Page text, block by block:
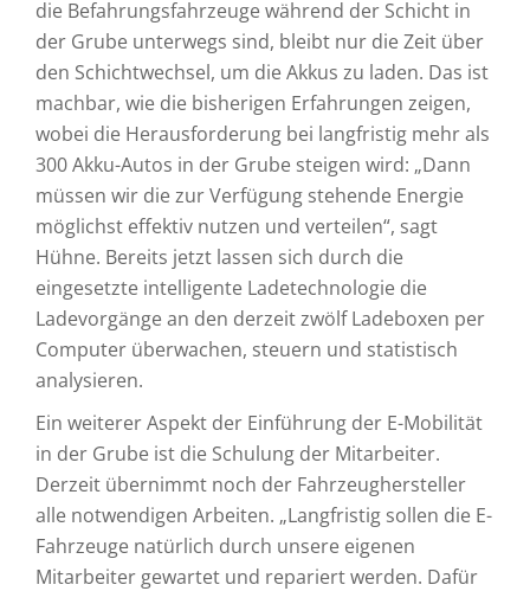
die Befahrungsfahrzeuge während der Schicht in
der Grube unterwegs sind, bleibt nur die Zeit über
den Schichtwechsel, um die Akkus zu laden. Das ist
machbar, wie die bisherigen Erfahrungen zeigen,
wobei die Herausforderung bei langfristig mehr als
300 Akku-Autos in der Grube steigen wird: „Dann
müssen wir die zur Verfügung stehende Energie
möglichst effektiv nutzen und verteilen“, sagt
Hühne. Bereits jetzt lassen sich durch die
eingesetzte intelligente Ladetechnologie die
Ladevorgänge an den derzeit zwölf Ladeboxen per
Computer überwachen, steuern und statistisch
analysieren.
Ein weiterer Aspekt der Einführung der E-Mobilität
in der Grube ist die Schulung der Mitarbeiter.
Derzeit übernimmt noch der Fahrzeughersteller
alle notwendigen Arbeiten. „Langfristig sollen die E-
Fahrzeuge natürlich durch unsere eigenen
Mitarbeiter gewartet und repariert werden. Dafür